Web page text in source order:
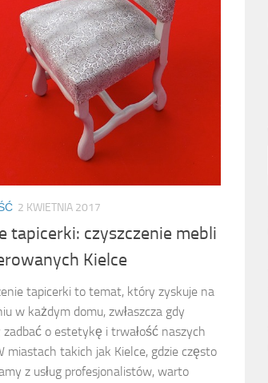
2 KWIETNIA 2017
tapicerki: czyszczenie mebli
Kielce
tapicerki to temat, który zyskuje na
w każdym domu, zwłaszcza gdy
zadbać o estetykę i trwałość naszych
miastach takich jak Kielce, gdzie często
z usług profesjonalistów, warto